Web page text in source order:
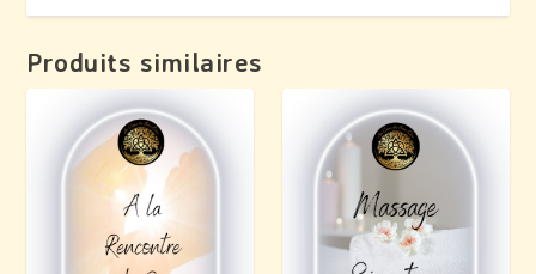
Produits similaires